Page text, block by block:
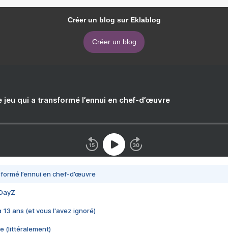
Créer un blog sur Eklablog
Créer un blog
jeu qui a transformé l’ennui en chef-d’œuvre
l’ennui en chef-d’œuvre
13 ans (et vous l'avez ignoré)
(littéralement)